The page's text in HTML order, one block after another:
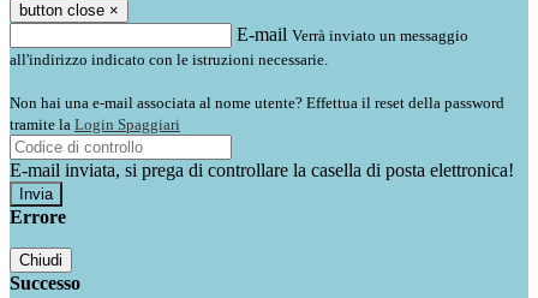
button close ×
E-mail Verrà inviato un messaggio
all'indirizzo indicato con le istruzioni necessarie.
Non hai una e-mail associata al nome utente? Effettua il reset della password
tramite la Login Spaggiari
E-mail inviata, si prega di controllare la casella di posta elettronica!
Errore
Chiudi
Successo